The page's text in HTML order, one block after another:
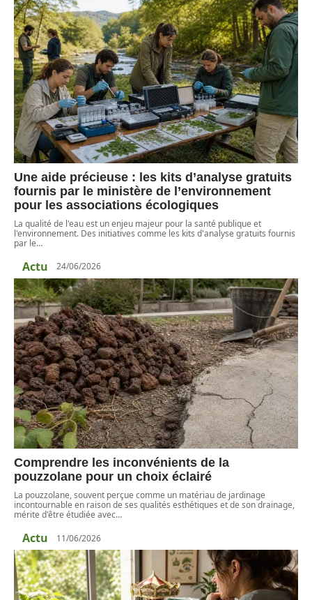
Une aide précieuse : les kits d’analyse gratuits
fournis par le ministère de l’environnement
pour les associations écologiques
La qualité de l'eau est un enjeu majeur pour la santé publique et
l'environnement. Des initiatives comme les kits d'analyse gratuits fournis
par le…
Actu 24/06/2026
Comprendre les inconvénients de la
pouzzolane pour un choix éclairé
La pouzzolane, souvent perçue comme un matériau de jardinage
incontournable en raison de ses qualités esthétiques et de son drainage,
mérite d'être étudiée avec…
Actu 11/06/2026